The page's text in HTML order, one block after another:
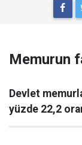
Memurun
Devlet
yüzde 22,2